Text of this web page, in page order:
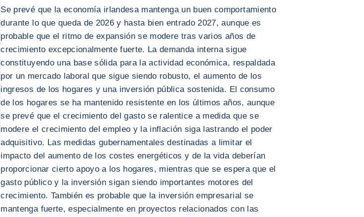
Se prevé que la economía irlandesa mantenga un buen comportamiento
durante lo que queda de 2026 y hasta bien entrado 2027, aunque es
probable que el ritmo de expansión se modere tras varios años de
crecimiento excepcionalmente fuerte. La demanda interna sigue
constituyendo una base sólida para la actividad económica, respaldada
por un mercado laboral que sigue siendo robusto, el aumento de los
ingresos de los hogares y una inversión pública sostenida. El consumo
de los hogares se ha mantenido resistente en los últimos años, aunque
se prevé que el crecimiento del gasto se ralentice a medida que se
modere el crecimiento del empleo y la inflación siga lastrando el poder
adquisitivo. Las medidas gubernamentales destinadas a limitar el
impacto del aumento de los costes energéticos y de la vida deberían
proporcionar cierto apoyo a los hogares, mientras que se espera que el
gasto público y la inversión sigan siendo importantes motores del
crecimiento. También es probable que la inversión empresarial se
mantenga fuerte, especialmente en proyectos relacionados con las